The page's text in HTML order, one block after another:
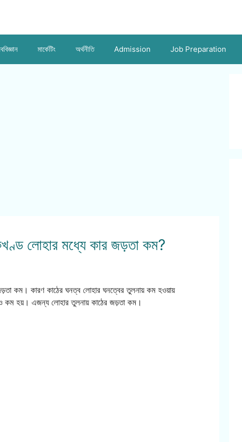
মার্কেটিং অর্থনীতি Admission Job Preparation
লোহার মধ্যে কার জড়তা কম?
কম। কারণ কাঠের ঘনত্ব লোহার ঘনত্বের তুলনায় কম হওয়ায়
হয়। এজন্য লোহার তুলনায় কাঠের জড়তা কম।